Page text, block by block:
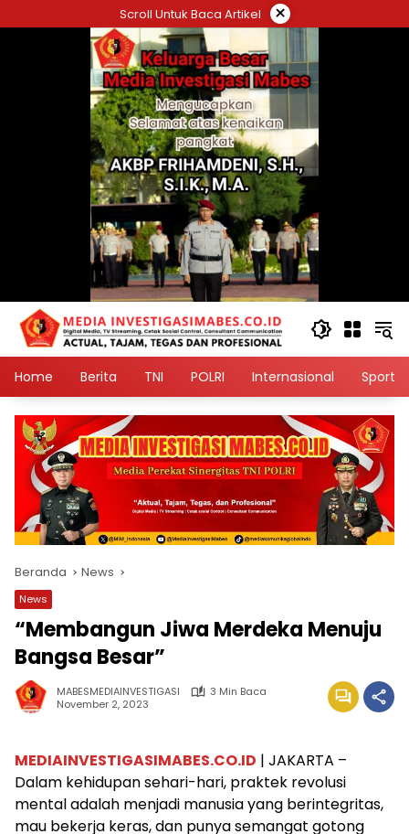
ke
Scroll Untuk Baca Artikel ×
Home Berita TNI POLRI Internasional Sport
Beranda News
News
“Membangun Jiwa Merdeka Menuju
Bangsa Besar”
MABESMEDIAINVESTIGASI
3 Min Baca
November 2, 2023
MEDIAINVESTIGASIMABES.CO.ID | JAKARTA –
Dalam kehidupan sehari-hari, praktek revolusi
mental adalah menjadi manusia yang berintegritas,
mau bekerja keras, dan punya semangat gotong